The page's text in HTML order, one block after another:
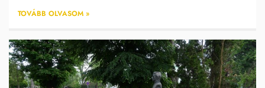
TOVÁBB OLVASOM »